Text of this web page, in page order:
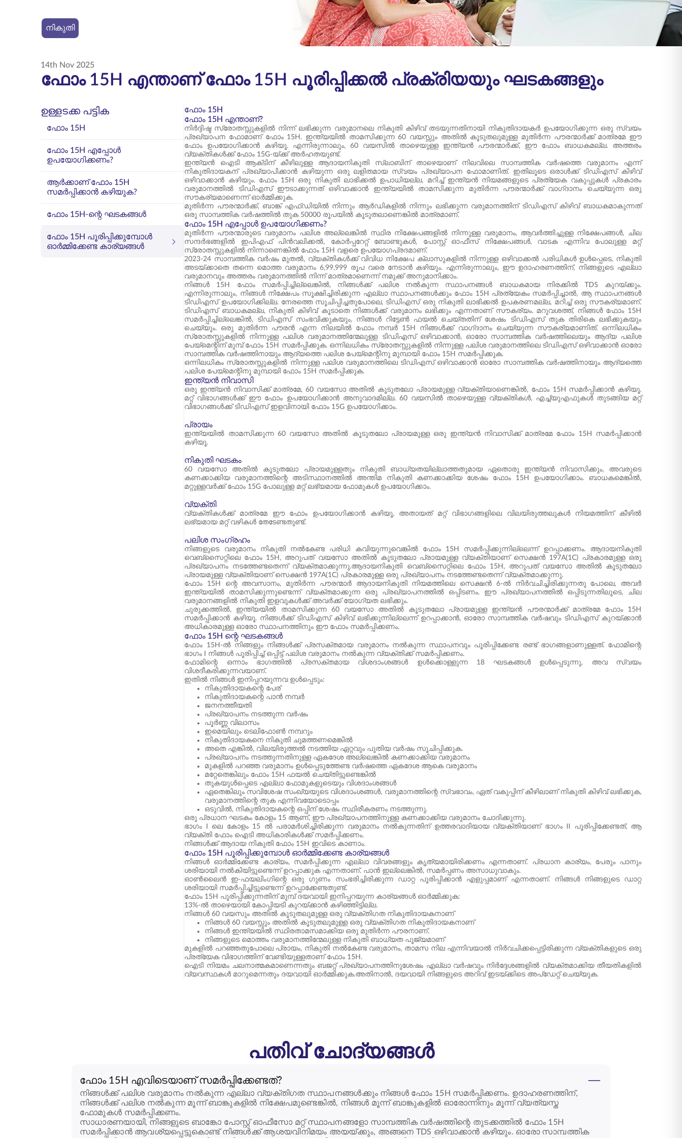
നികുതി
14th Nov 2025
ഫോം 15H എന്താണ് ഫോം 15H പൂരിപ്പിക്കൽ പ്രക്രിയയും ഘടകങ്ങളും
ഉള്ളടക്ക പട്ടിക
ഫോം 15H
ഫോം 15H എപ്പോൾ
ഉപയോഗിക്കണം?
ആർക്കാണ് ഫോം 15H
സമർപ്പിക്കാൻ കഴിയുക?
ഫോം 15H-ന്റെ ഘടകങ്ങൾ
ഫോം 15H പൂരിപ്പിക്കുമ്പോൾ
ഓർമ്മിക്കേണ്ട കാര്യങ്ങൾ
ഫോം 15H
ഫോം 15H എന്താണ്?
നിർദ്ദിഷ്ട സ്രോതസ്സുകളിൽ നിന്ന് ലഭിക്കുന്ന വരുമാനലെ നികുതി കിഴിവ് തടയുന്നതിനായി നികുതിദായകർ ഉപയോഗിക്കുന്ന ഒരു സ്വയം
പ്രഖ്യാപന ഫോമാണ് ഫോം 15H. ഇന്ത്യയിൽ താമസിക്കുന്ന 60 വയസ്സും അതിൽ കൂടുതലുമുള്ള മുതിർന്ന പൗരന്മാർക്ക് മാത്രമേ ഈ
ഫോം ഉപയോഗിക്കാൻ കഴിയൂ. എന്നിരുന്നാലും, 60 വയസിൽ താഴെയുള്ള ഇന്ത്യൻ പൗരന്മാർക്ക്, ഈ ഫോം ബാധകമല്ല. അത്തരം
വ്യക്തികൾക്ക് ഫോം 15G-യ്ക്ക് അർഹതയുണ്ട്.
ഇന്ത്യൻ ഐടി ആക്‌ടിന് കീഴിലുള്ള ആദായനികുതി സ്ലാബിന് താഴെയാണ് നിലവിലെ സാമ്പത്തിക വർഷത്തെ വരുമാനം എന്ന്
നികുതിദായകന് പ്രഖ്യാപിക്കാൻ കഴിയുന്ന ഒരു ലളിതമായ സ്വയം പ്രഖ്യാപന ഫോമാണിത്. ഇതിലൂടെ ഒരാൾക്ക് ടിഡിഎസ് കിഴിവ്
ഒഴിവാക്കാൻ കഴിയും. ഫോം 15H ഒരു നികുതി ലാഭിക്കൽ ഉപാധിയല്ല, മറിച്ച് ഇന്ത്യൻ നിയമങ്ങളുടെ പ്രത്യേക വകുപ്പുകൾ പ്രകാരം
വരുമാനത്തിൽ ടിഡിഎസ് ഈടാക്കുന്നത് ഒഴിവാക്കാൻ ഇന്ത്യയിൽ താമസിക്കുന്ന മുതിർന്ന പൗരന്മാർക്ക് വാഗ്‌ദാനം ചെയ്യുന്ന ഒരു
സൗകര്യമാണെന്ന് ഓർമ്മിക്കുക.
മുതിർന്ന പൗരന്മാർക്ക്, ബാങ്ക് എഫ്‌ഡിയിൽ നിന്നും ആർഡികളിൽ നിന്നും ലഭിക്കുന്ന വരുമാനത്തിന് ടിഡിഎസ് കിഴിവ് ബാധകമാകുന്നത്
ഒരു സാമ്പത്തിക വർഷത്തിൽ തുക 50000 രൂപയിൽ കൂടുതലാണെങ്കിൽ മാത്രമാണ്.
ഫോം 15H എപ്പോൾ ഉപയോഗിക്കണം?
മുതിർന്ന പൗരന്മാരുടെ വരുമാനം പലിശ അല്ലെങ്കിൽ സ്ഥിര നിക്ഷേപങ്ങളിൽ നിന്നുള്ള വരുമാനം, ആവർത്തിച്ചുള്ള നിക്ഷേപങ്ങൾ, ചില
സന്ദർഭങ്ങളിൽ ഇപിഎഫ് പിൻവലിക്കൽ, കോർപ്പറേറ്റ് ബോണ്ടുകൾ, പോസ്റ്റ് ഓഫീസ് നിക്ഷേപങ്ങൾ, വാടക എന്നിവ പോലുള്ള മറ്റ്
സ്രോതസ്സുകളിൽ നിന്നാണെങ്കിൽ ഫോം 15H വളരെ ഉപയോഗപ്രദമാണ്.
2023-24 സാമ്പത്തിക വർഷം മുതൽ, വ്യക്തികൾക്ക് വിവിധ നിക്ഷേപ ക്ലാസുകളിൽ നിന്നുള്ള ഒഴിവാക്കൽ പരിധികൾ ഉൾപ്പെടെ, നികുതി
അടയ്ക്കാതെ തന്നെ മൊത്ത വരുമാനം 6,99,999 രൂപ വരെ നേടാൻ കഴിയും. എന്നിരുന്നാലും, ഈ ഉദാഹരണത്തിന്, നിങ്ങളുടെ എല്ലാ
വരുമാനവും അത്തരം വരുമാനത്തിൽ നിന്ന് മാത്രമാണെന്ന് നമുക്ക് അനുമാനിക്കാം.
നിങ്ങൾ 15H ഫോം സമർപ്പിച്ചില്ലെങ്കിൽ, നിങ്ങൾക്ക് പലിശ നൽകുന്ന സ്ഥാപനങ്ങൾ ബാധകമായ നിരക്കിൽ TDS കുറയ്ക്കും.
എന്നിരുന്നാലും, നിങ്ങൾ നിക്ഷേപം സൂക്ഷിച്ചിരിക്കുന്ന എല്ലാ സ്ഥാപനങ്ങൾക്കും ഫോം 15H പ്രത്യേകം സമർപ്പിച്ചാൽ, ആ സ്ഥാപനങ്ങൾ
ടിഡിഎസ് ഉപയോഗിക്കില്ല. നേരത്തെ സൂചിപ്പിച്ചതുപോലെ, ടിഡിഎസ് ഒരു നികുതി ലാഭിക്കൽ ഉപകരണമല്ല, മറിച്ച് ഒരു സൗകര്യമാണ്.
ടിഡിഎസ് ബാധകമല്ല, നികുതി കിഴിവ് കൂടാതെ നിങ്ങൾക്ക് വരുമാനം ലഭിക്കും എന്നതാണ് സൗകര്യം. മറുവശത്ത്, നിങ്ങൾ ഫോം 15H
സമർപ്പിച്ചില്ലെങ്കിൽ, ടിഡിഎസ് സംഭവിക്കുകയും, നിങ്ങൾ റിട്ടേൺ ഫയൽ ചെയ്തതിന് ശേഷം ടിഡിഎസ് തുക തിരികെ ലഭിക്കുകയും
ചെയ്യും. ഒരു മുതിർന്ന പൗരൻ എന്ന നിലയിൽ ഫോം നമ്പർ 15H നിങ്ങൾക്ക് വാഗ്‌ദാനം ചെയ്യുന്ന സൗകര്യമാണിത്. ഒന്നിലധികം
സ്രോതസ്സുകളിൽ നിന്നുള്ള പലിശ വരുമാനത്തിന്മേലുള്ള ടിഡിഎസ് ഒഴിവാക്കാൻ, ഓരോ സാമ്പത്തിക വർഷത്തിലെയും ആദ്യ പലിശ
പേയ്‌മെന്റിന് മുമ്പ് ഫോം 15H സമർപ്പിക്കുക. ഒന്നിലധികം സ്രോതസ്സുകളിൽ നിന്നുള്ള പലിശ വരുമാനത്തിലെ ടിഡിഎസ് ഒഴിവാക്കാൻ ഓരോ
സാമ്പത്തിക വർഷത്തിനായും ആദ്യത്തെ പലിശ പേയ്‌മെന്റിനു മുമ്പായി ഫോം 15H സമർപ്പിക്കുക.
ഒന്നിലധികം സ്രോതസ്സുകളിൽ നിന്നുള്ള പലിശ വരുമാനത്തിലെ ടിഡിഎസ് ഒഴിവാക്കാൻ ഓരോ സാമ്പത്തിക വർഷത്തിനായും ആദ്യത്തെ
പലിശ പേയ്‌മെന്റിനു മുമ്പായി ഫോം 15H സമർപ്പിക്കുക.
ഇന്ത്യൻ നിവാസി
ഒരു ഇന്ത്യൻ നിവാസിക്ക് മാത്രമേ, 60 വയസോ അതിൽ കൂടുതലോ പ്രായമുള്ള വ്യക്തിയാണെങ്കിൽ, ഫോം 15H സമർപ്പിക്കാൻ കഴിയൂ.
മറ്റ് വിഭാഗങ്ങൾക്ക് ഈ ഫോം ഉപയോഗിക്കാൻ അനുവാദമില്ല. 60 വയസിൽ താഴെയുള്ള വ്യക്തികൾ, എച്ച്‌യുഎഫുകൾ തുടങ്ങിയ മറ്റ്
വിഭാഗങ്ങൾക്ക് ടിഡിഎസ് ഇളവിനായി ഫോം 15G ഉപയോഗിക്കാം.
പ്രായം
ഇന്ത്യയിൽ താമസിക്കുന്ന 60 വയസോ അതിൽ കൂടുതലോ പ്രായമുള്ള ഒരു ഇന്ത്യൻ നിവാസിക്ക് മാത്രമേ ഫോം 15H സമർപ്പിക്കാൻ
കഴിയൂ.
നികുതി ഘടകം
60 വയസോ അതിൽ കൂടുതലോ പ്രായമുള്ളതും നികുതി ബാധ്യതയില്ലാത്തതുമായ ഏതൊരു ഇന്ത്യൻ നിവാസിക്കും, അവരുടെ
കണക്കാക്കിയ വരുമാനത്തിന്റെ അടിസ്ഥാനത്തിൽ അന്തിമ നികുതി കണക്കാക്കിയ ശേഷം ഫോം 15H ഉപയോഗിക്കാം. ബാധകമെങ്കിൽ,
മറ്റുള്ളവർക്ക് ഫോം 15G പോലുള്ള മറ്റ് ലഭ്യമായ ഫോമുകൾ ഉപയോഗിക്കാം.
വ്യക്തി
വ്യക്തികൾക്ക് മാത്രമേ ഈ ഫോം ഉപയോഗിക്കാൻ കഴിയൂ, അതായത് മറ്റ് വിഭാഗങ്ങളിലെ വിലയിരുത്തലുകൾ നിയമത്തിന് കീഴിൽ
ലഭ്യമായ മറ്റ് വഴികൾ തേടേണ്ടതുണ്ട്.
പലിശ സംഗ്രഹം
നിങ്ങളുടെ വരുമാനം നികുതി നൽകേണ്ട പരിധി കവിയുന്നുവെങ്കിൽ ഫോം 15H സമർപ്പിക്കുന്നില്ലെന്ന് ഉറപ്പാക്കണം. ആദായനികുതി
വെബ്‌സൈറ്റിലെ ഫോം 15H, അറുപത് വയസോ അതിൽ കൂടുതലോ പ്രായമുള്ള വ്യക്തിയാണ് സെക്ഷൻ 197A(1C) പ്രകാരമുള്ള ഒരു
പ്രഖ്യാപനം നടത്തേണ്ടതെന്ന് വ്യക്തമാക്കുന്നു.ആദായനികുതി വെബ്‌സൈറ്റിലെ ഫോം 15H, അറുപത് വയസോ അതിൽ കൂടുതലോ
പ്രായമുള്ള വ്യക്തിയാണ് സെക്ഷൻ 197A(1C) പ്രകാരമുള്ള ഒരു പ്രഖ്യാപനം നടത്തേണ്ടതെന്ന് വ്യക്തമാക്കുന്നു.
ഫോം 15H ന്റെ അവസാനം, മുതിർന്ന പൗരന്മാർ ആദായനികുതി നിയമത്തിലെ സെക്ഷൻ 6-ൽ നിർവചിച്ചിരിക്കുന്നതു പോലെ, അവർ
ഇന്ത്യയിൽ താമസിക്കുന്നുണ്ടെന്ന് വ്യക്തമാക്കുന്ന ഒരു പ്രഖ്യാപനത്തിൽ ഒപ്പിടണം. ഈ പ്രഖ്യാപനത്തിൽ ഒപ്പിടുന്നതിലൂടെ, ചില
വരുമാനങ്ങളിൽ നികുതി ഇളവുകൾക്ക് അവർക്ക് യോഗ്യത ലഭിക്കും.
ചുരുക്കത്തിൽ, ഇന്ത്യയിൽ താമസിക്കുന്ന 60 വയസോ അതിൽ കൂടുതലോ പ്രായമുള്ള ഇന്ത്യൻ പൗരന്മാർക്ക് മാത്രമേ ഫോം 15H
സമർപ്പിക്കാൻ കഴിയൂ. നിങ്ങൾക്ക് ടി‌ഡിഎസ് കിഴിവ് ലഭിക്കുന്നില്ലെന്ന് ഉറപ്പാക്കാൻ, ഓരോ സാമ്പത്തിക വർഷവും ടി‌ഡിഎസ് കുറയ്ക്കാൻ
അധികാരമുള്ള ഓരോ സ്ഥാപനത്തിനും ഈ ഫോം സമർപ്പിക്കണം.
ഫോം 15H ന്റെ ഘടകങ്ങൾ
ഫോം 15H-ൽ നിങ്ങളും നിങ്ങൾക്ക് പ്രസക്തമായ വരുമാനം നൽകുന്ന സ്ഥാപനവും പൂരിപ്പിക്കേണ്ട രണ്ട് ഭാഗങ്ങളാണുള്ളത്. ഫോമിന്റെ
ഭാഗം I നിങ്ങൾ പൂരിപ്പിച്ച് ഒപ്പിട്ട് പലിശ വരുമാനം നൽകുന്ന വ്യക്തിക്ക് സമർപ്പിക്കണം.
ഫോമിന്റെ ഒന്നാം ഭാഗത്തിൽ പ്രസക്തമായ വിശദാംശങ്ങൾ ഉൾക്കൊള്ളുന്ന 18 ഘടകങ്ങൾ ഉൾപ്പെടുന്നു, അവ സ്വയം
വിശദീകരിക്കുന്നവയാണ്.
ഇതിൽ നിങ്ങൾ ഇനിപ്പറയുന്നവ ഉൾപ്പെടും:
നികുതിദായകന്റെ പേര്
നികുതിദായകന്റെ പാൻ നമ്പർ
ജനനത്തീയതി
പ്രഖ്യാപനം നടത്തുന്ന വർഷം
പൂർണ്ണ വിലാസം
ഇമെയിലും ടെലിഫോൺ നമ്പറും
നികുതിദായകനെ നികുതി ചുമത്തണമെങ്കിൽ
അതെ എങ്കിൽ, വിലയിരുത്തൽ നടത്തിയ ഏറ്റവും പുതിയ വർഷം സൂചിപ്പിക്കുക.
പ്രഖ്യാപനം നടത്തുന്നതിനുള്ള ഏകദേശ അല്ലെങ്കിൽ കണക്കാക്കിയ വരുമാനം
മുകളിൽ പറഞ്ഞ വരുമാനം ഉൾപ്പെടുത്തേണ്ട വർഷത്തെ ഏകദേശ ആകെ വരുമാനം
മറ്റേതെങ്കിലും ഫോം 15H ഫയൽ ചെയ്തിട്ടുണ്ടെങ്കിൽ
തുകയുൾപ്പെടെ എല്ലാ ഫോമുകളുടെയും വിശദാംശങ്ങൾ
ഏതെങ്കിലും സവിശേഷ സംഖ്യയുടെ വിശദാംശങ്ങൾ, വരുമാനത്തിന്റെ സ്വഭാവം, ഏത് വകുപ്പിന് കീഴിലാണ് നികുതി കിഴിവ് ലഭിക്കുക,
വരുമാനത്തിന്റെ തുക എന്നിവയോടൊപ്പം
ഒടുവിൽ, നികുതിദായകന്റെ ഒപ്പിന് ശേഷം സ്ഥിരീകരണം നടത്തുന്നു.
ഒരു പ്രധാന ഘടകം കോളം 15 ആണ്, ഈ പ്രഖ്യാപനത്തിനുള്ള കണക്കാക്കിയ വരുമാനം ചോദിക്കുന്നു.
ഭാഗം I ലെ കോളം 15 ൽ പരാമർശിച്ചിരിക്കുന്ന വരുമാനം നൽകുന്നതിന് ഉത്തരവാദിയായ വ്യക്തിയാണ് ഭാഗം II പൂരിപ്പിക്കേണ്ടത്, ആ
വ്യക്തി ഫോം ഐടി അധികാരികൾക്ക് സമർപ്പിക്കണം.
നിങ്ങൾക്ക് ആദായ നികുതി ഫോം 15H ഇവിടെ കാണാം.
ഫോം 15H പൂരിപ്പിക്കുമ്പോൾ ഓർമ്മിക്കേണ്ട കാര്യങ്ങൾ
നിങ്ങൾ ഓർമ്മിക്കേണ്ട കാര്യം, സമർപ്പിക്കുന്ന എല്ലാ വിവരങ്ങളും കൃത്യമായിരിക്കണം എന്നതാണ്. പ്രധാന കാര്യം, പേരും പാനും
ശരിയായി നൽകിയിട്ടുണ്ടെന്ന് ഉറപ്പാക്കുക എന്നതാണ്. പാൻ ഇല്ലെങ്കിൽ, സമർപ്പണം അസാധുവാകും.
ഓൺലൈൻ ഇ-ഫയലിംഗിന്റെ ഒരു ഗുണം സംഭരിച്ചിരിക്കുന്ന ഡാറ്റ പൂരിപ്പിക്കാൻ എളുപ്പമാണ് എന്നതാണ്. നിങ്ങൾ നിങ്ങളുടെ ഡാറ്റ
ശരിയായി സമർപ്പിച്ചിട്ടുണ്ടെന്ന് ഉറപ്പാക്കേണ്ടതുണ്ട്.
ഫോം 15H പൂരിപ്പിക്കുന്നതിന് മുമ്പ് ദയവായി ഇനിപ്പറയുന്ന കാര്യങ്ങൾ ഓർമ്മിക്കുക:
13%-ൽ താഴെയായി കോപ്പിയടി കുറയ്ക്കാൻ കഴിഞ്ഞിട്ടില്ല.
നിങ്ങൾ 60 വയസും അതിൽ കൂടുതലുമുള്ള ഒരു വ്യക്തിഗത നികുതിദായകനാണ്
നിങ്ങൾ 60 വയസ്സും അതിൽ കൂടുതലുമുള്ള ഒരു വ്യക്തിഗത നികുതിദായകനാണ്
നിങ്ങൾ ഇന്ത്യയിൽ സ്ഥിരതാമസമാക്കിയ ഒരു മുതിർന്ന പൗരനാണ്.
നിങ്ങളുടെ മൊത്തം വരുമാനത്തിന്മേലുള്ള നികുതി ബാധ്യത പൂജ്യമാണ്
മുകളിൽ പറഞ്ഞതുപോലെ പ്രായം, നികുതി നൽകേണ്ട വരുമാനം, താമസ നില എന്നിവയാൽ നിർവചിക്കപ്പെട്ടിരിക്കുന്ന വ്യക്തികളുടെ ഒരു
പ്രത്യേക വിഭാഗത്തിന് വേണ്ടിയുള്ളതാണ് ഫോം 15H.
ഐടി നിയമം ചലനാത്മകമാണെന്നതും ബജറ്റ് പ്രഖ്യാപനത്തിനുശേഷം എല്ലാ വർഷവും നിർദ്ദേശങ്ങളിൽ വ്യക്തമാക്കിയ തീയതികളിൽ
വ്യവസ്ഥകൾ മാറുമെന്നതും ദയവായി ഓർമ്മിക്കുക.അതിനാൽ, ദയവായി നിങ്ങളുടെ അറിവ് ഇടയ്ക്കിടെ അപ്ഡേറ്റ് ചെയ്യുക.
പതിവ് ചോദ്യങ്ങൾ
ഫോം 15H എവിടെയാണ് സമർപ്പിക്കേണ്ടത്?
നിങ്ങൾക്ക് പലിശ വരുമാനം നൽകുന്ന എല്ലാ വ്യക്തിഗത സ്ഥാപനങ്ങൾക്കും നിങ്ങൾ ഫോം 15H സമർപ്പിക്കണം. ഉദാഹരണത്തിന്,
നിങ്ങൾക്ക് പലിശ നൽകുന്ന മൂന്ന് ബാങ്കുകളിൽ നിക്ഷേപമുണ്ടെങ്കിൽ, നിങ്ങൾ മൂന്ന് ബാങ്കുകളിൽ ഓരോന്നിനും മൂന്ന് വ്യത്യസ്ത
ഫോമുകൾ സമർപ്പിക്കണം.
സാധാരണയായി, നിങ്ങളുടെ ബാങ്കോ പോസ്റ്റ് ഓഫീസോ മറ്റ് സ്ഥാപനങ്ങളോ സാമ്പത്തിക വർഷത്തിന്റെ തുടക്കത്തിൽ ഫോം 15H
സമർപ്പിക്കാൻ ആവശ്യപ്പെട്ടുകൊണ്ട് നിങ്ങൾക്ക് ആശയവിനിമയം അയയ്ക്കും, അങ്ങനെ TDS ഒഴിവാക്കാൻ കഴിയും. ഓരോ സാമ്പത്തിക